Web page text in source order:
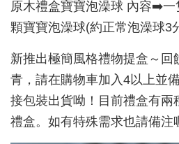
原木禮盒寶寶泡澡球 內容➡️一
顆寶寶泡澡球(約正常泡澡球3
新推出極簡風格禮物提盒～回
青，請在購物車加入4以上並
接包裝出貨呦！目前禮盒有
禮盒。如有特殊需求也請備注